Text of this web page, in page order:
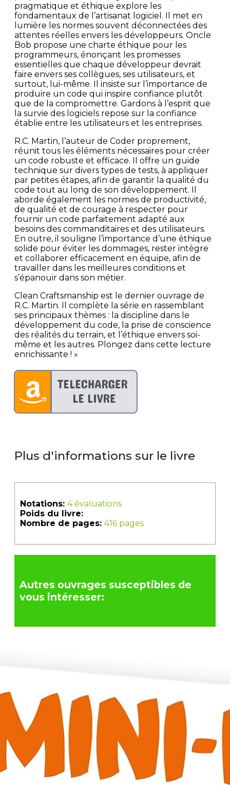
pragmatique et éthique explore les
fondamentaux de l’artisanat logiciel. Il met en
lumière les normes souvent déconnectées des
attentes réelles envers les développeurs. Oncle
Bob propose une charte éthique pour les
programmeurs, énonçant les promesses
essentielles que chaque développeur devrait
faire envers ses collègues, ses utilisateurs, et
surtout, lui-même. Il insiste sur l’importance de
produire un code qui inspire confiance plutôt
que de la compromettre. Gardons à l’esprit que
la survie des logiciels repose sur la confiance
établie entre les utilisateurs et les entreprises.
R.C. Martin, l’auteur de Coder proprement,
réunit tous les éléments nécessaires pour créer
un code robuste et efficace. Il offre un guide
technique sur divers types de tests, à appliquer
par petites étapes, afin de garantir la qualité du
code tout au long de son développement. Il
aborde également les normes de productivité,
de qualité et de courage à respecter pour
fournir un code parfaitement adapté aux
besoins des commanditaires et des utilisateurs.
En outre, il souligne l’importance d’une éthique
solide pour éviter les dommages, rester intègre
et collaborer efficacement en équipe, afin de
travailler dans les meilleures conditions et
s’épanouir dans son métier.
Clean Craftsmanship est le dernier ouvrage de
R.C. Martin. Il complète la série en rassemblant
ses principaux thèmes : la discipline dans le
développement du code, la prise de conscience
des réalités du terrain, et l’éthique envers soi-
même et les autres. Plongez dans cette lecture
enrichissante ! »
Plus d'informations sur le livre
Notations: 4 évaluations
Poids du livre:
Nombre de pages: 416 pages
Autres ouvrages susceptibles de
vous intéresser: